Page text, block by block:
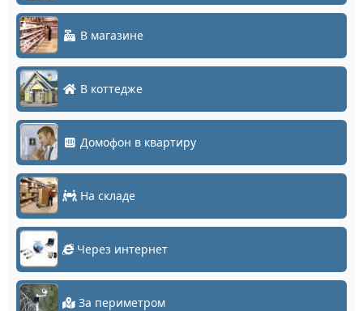
В магазине
В коттедже
Домофон в квартиру
На складе
Через интернет
За периметром